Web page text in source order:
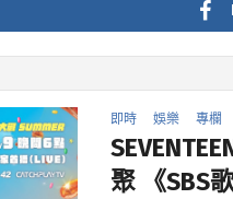
即時 娛樂 專欄
聚 《SBS